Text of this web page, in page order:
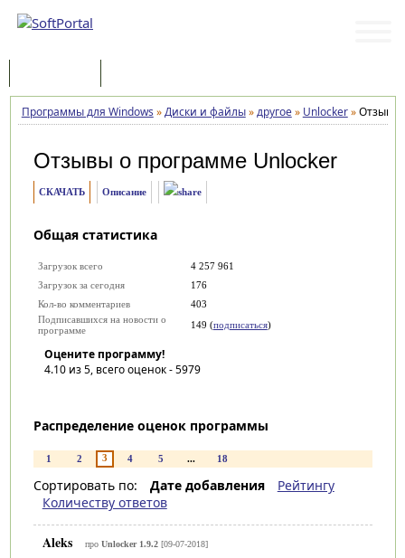
Программы для Windows »Диски и файлы»другое» Unlocker»Отзывы
Отзывы о программе Unlocker
СКАЧАТЬ Описание
Общая статистика
Загрузок всего
4 257 961
Загрузок за сегодня
176
Кол-во комментариев
403
Подписавшихся на новости о
программе
149 (подписаться)
Оцените программу!
4.10из 5, всего оценок -5979
Распределение оценок программы
1 2 3 4 5 ... 18
Сортировать по: Дате добавления
Рейтингу
Количеству ответов
Aleks про Unlocker 1.9.2[09-07-2018]